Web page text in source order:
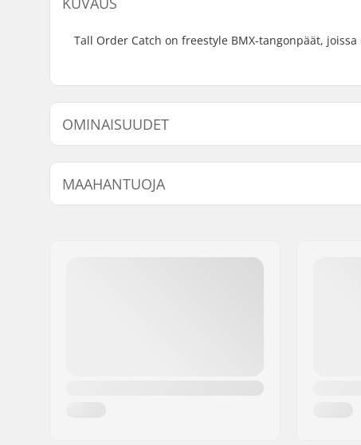
Tall Order Catch on freestyle BMX-tangonpäät,
OMINAISUUDET
Yhteensopivat bar endit: Alumiini,
MAAHANTUOJA